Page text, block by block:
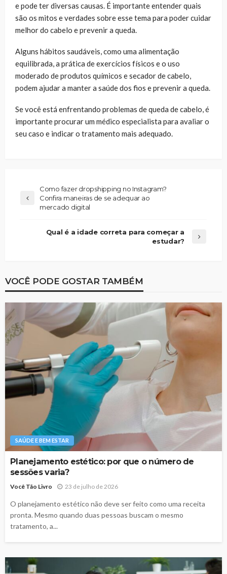
e pode ter diversas causas. É importante entender quais
são os mitos e verdades sobre esse tema para poder cuidar
melhor do cabelo e prevenir a queda.
Alguns hábitos saudáveis, como uma alimentação
equilibrada, a prática de exercícios físicos e o uso
moderado de produtos químicos e secador de cabelo,
podem ajudar a manter a saúde dos fios e prevenir a queda.
Se você está enfrentando problemas de queda de cabelo, é
importante procurar um médico especialista para avaliar o
seu caso e indicar o tratamento mais adequado.
Como fazer dropshipping no Instagram?
Confira maneiras de se adequar ao
mercado digital
Qual é a idade correta para começar a
estudar?
VOCÊ PODE GOSTAR TAMBÉM
SAÚDE E BEM ESTAR
Planejamento estético: por que o número de
sessões varia?
Você Tão Livro 23 de julho de 2026
O planejamento estético não deve ser feito como uma receita
pronta. Mesmo quando duas pessoas buscam o mesmo
tratamento, a...